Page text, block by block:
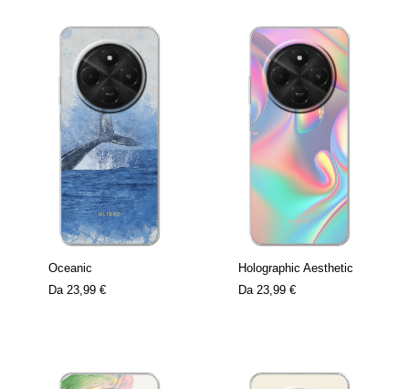
Oceanic
Da 23,99 €
Holographic Aesthetic
Da 23,99 €